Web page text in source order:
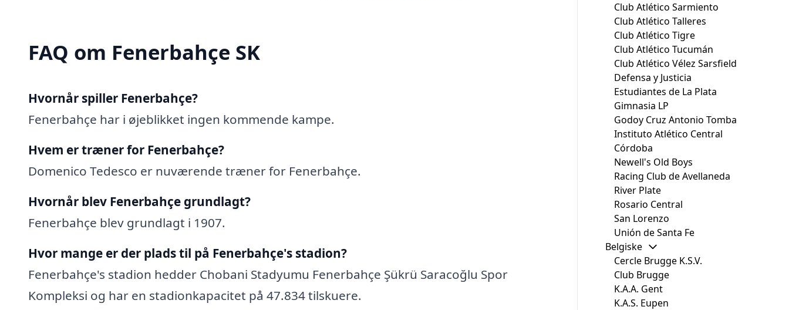
FAQ om Fenerbahçe SK
Hvornår spiller Fenerbahçe?
Fenerbahçe har i øjeblikket ingen kommende kampe.
Hvem er træner for Fenerbahçe?
Domenico Tedesco er nuværende træner for Fenerbahçe.
Hvornår blev Fenerbahçe grundlagt?
Fenerbahçe blev grundlagt i 1907.
Hvor mange er der plads til på Fenerbahçe's stadion?
Fenerbahçe's stadion hedder Chobani Stadyumu Fenerbahçe Şükrü Saracoğlu Spor
Kompleksi og har en stadionkapacitet på 47.834 tilskuere.
Club Atlético Sarmiento
Club Atlético Talleres
Club Atlético Tigre
Club Atlético Tucumán
Club Atlético Vélez Sarsfield
Defensa y Justicia
Estudiantes de La Plata
Gimnasia LP
Godoy Cruz Antonio Tomba
Instituto Atlético Central
Córdoba
Newell's Old Boys
Racing Club de Avellaneda
River Plate
Rosario Central
San Lorenzo
Unión de Santa Fe
Belgiske
Cercle Brugge K.S.V.
Club Brugge
K.A.A. Gent
K.A.S. Eupen